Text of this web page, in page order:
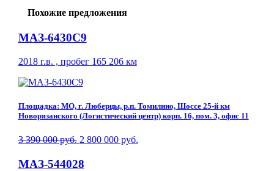
Похожие предложения
МАЗ-6430C9
2018 г.в. , пробег 165 206 км
Площадка: МО, г. Люберцы, р.п. Томилино, Шоссе 25-й км
Новорязанского (Логистический центр) корп. 16, пом. 3, офис 11
3 390 000 руб. 2 800 000 руб.
МАЗ-544028